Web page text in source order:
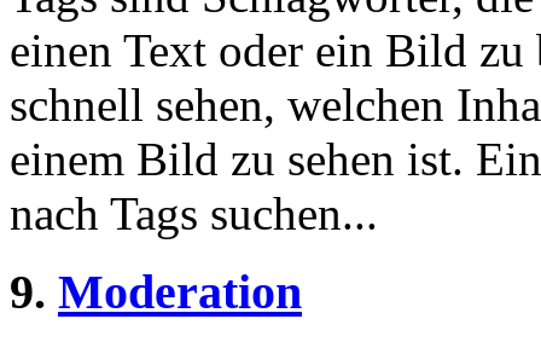
einen Text oder ein Bild zu
schnell sehen, welchen
einem Bild zu sehen ist.
nach Tags suchen...
9. Moderation